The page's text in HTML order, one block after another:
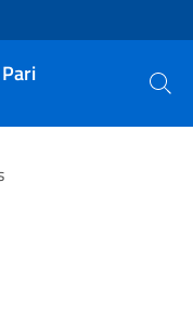
Cerca